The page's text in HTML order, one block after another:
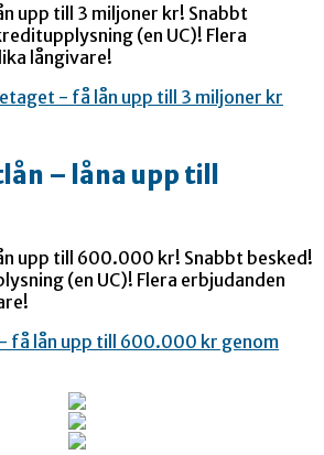
upp till 3 miljoner kr! Snabbt
(en UC)! Flera
långivare!
– låna upp till
upp till 600.000 kr! Snabbt besked!
(en UC)! Flera erbjudanden